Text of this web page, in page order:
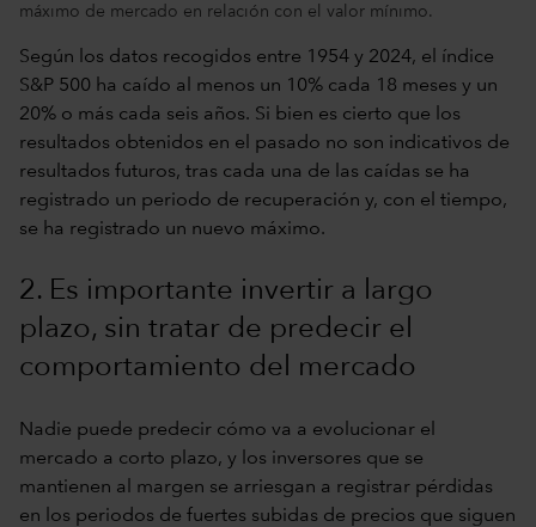
máximo de mercado en relación con el valor mínimo.
Según los datos recogidos entre 1954 y 2024, el índice
S&P 500 ha caído al menos un 10% cada 18 meses y un
20% o más cada seis años. Si bien es cierto que los
resultados obtenidos en el pasado no son indicativos de
resultados futuros, tras cada una de las caídas se ha
registrado un periodo de recuperación y, con el tiempo,
se ha registrado un nuevo máximo.
2. Es importante invertir a largo
plazo, sin tratar de predecir el
comportamiento del mercado
Nadie puede predecir cómo va a evolucionar el
mercado a corto plazo, y los inversores que se
mantienen al margen se arriesgan a registrar pérdidas
en los periodos de fuertes subidas de precios que siguen